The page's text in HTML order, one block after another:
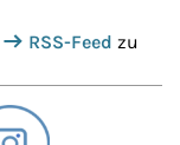
RSS-Feed zu